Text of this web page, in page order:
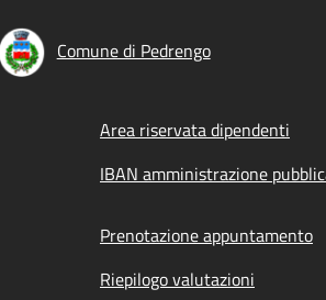
Comune di Pedrengo
Area riservata dipendenti
IBAN amministrazione
Prenotazione appuntamento
Riepilogo valutazioni